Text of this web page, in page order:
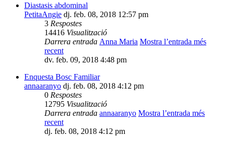
Diastasis abdominal
PetitaAngie dj. feb. 08, 2018 12:57 pm
3 Respostes
14416 Visualització
Darrera entrada Anna Maria Mostra l’entrada més
recent
dv. feb. 09, 2018 4:48 pm
Enquesta Bosc Familiar
annaaranyo dj. feb. 08, 2018 4:12 pm
0 Respostes
12795 Visualització
Darrera entrada annaaranyo Mostra l’entrada més
recent
dj. feb. 08, 2018 4:12 pm